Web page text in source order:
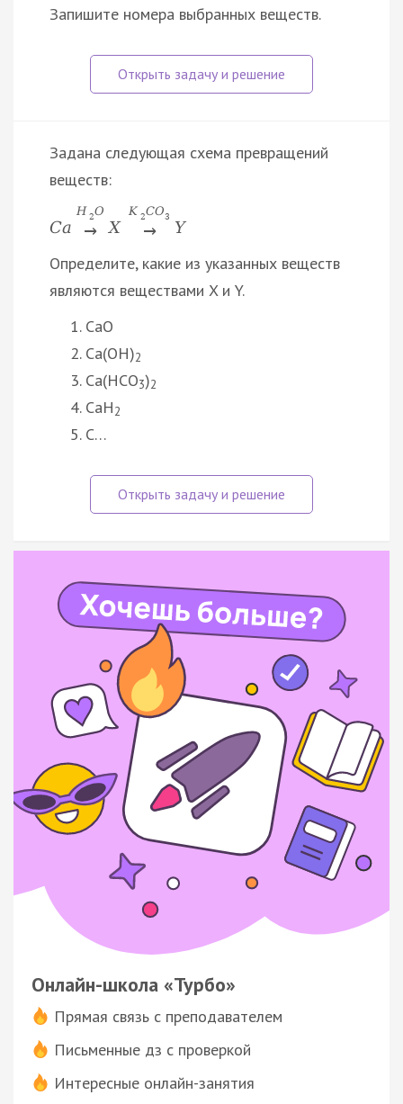
Запишите номера выбранных веществ.
Задана следующая схема превращений
веществ:
Ca
H 2O
→ X
K 2CO3
→ Y
Определите, какие из указанных веществ
являются веществами X и Y.
CaO
Ca(OH)2
Ca(HCO3)2
CaH2
C…
Онлайн-школа «Турбо»
Прямая связь с преподавателем
Письменные дз с проверкой
Интересные онлайн-занятия